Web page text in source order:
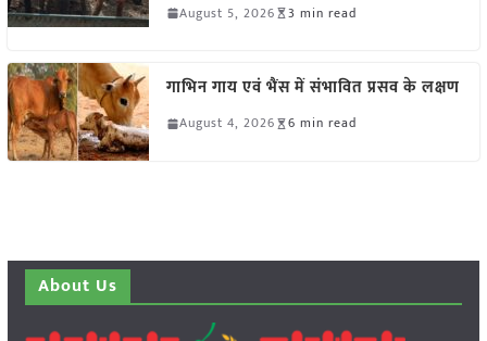
August 5, 2026 3 min read
गाभिन गाय एवं भैंस में संभावित प्रसव के लक्षण
August 4, 2026 6 min read
About Us